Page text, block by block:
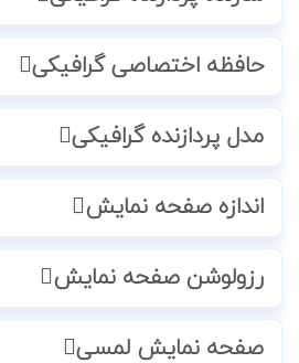
حافظه اختصاصی گرافیکی
مدل پردازنده گرافیکی
اندازه صفحه نمایش
رزولوشن صفحه نمایش
صفحه نمایش لمسی